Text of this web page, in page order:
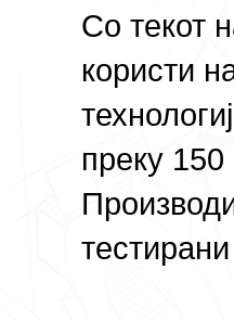
Со текот
користи
преку 150